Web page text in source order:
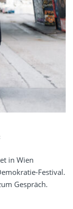
in Wien
Festival.
Gespräch.